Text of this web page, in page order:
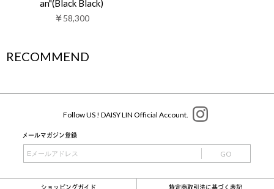
an"(Black Black)
￥58,300
RECOMMEND
Follow US ! DAISY LIN Official Account.
メールマガジン登録
GO
ショッピングガイド 特定商取引法に基づく表記